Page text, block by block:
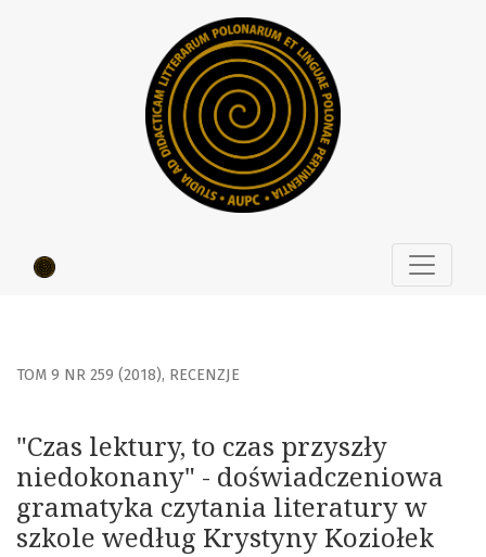
TOM 9 NR 259 (2018), RECENZJE
"Czas lektury, to czas przyszły
niedokonany" - doświadczeniowa
gramatyka czytania literatury w
szkole według Krystyny Koziołek